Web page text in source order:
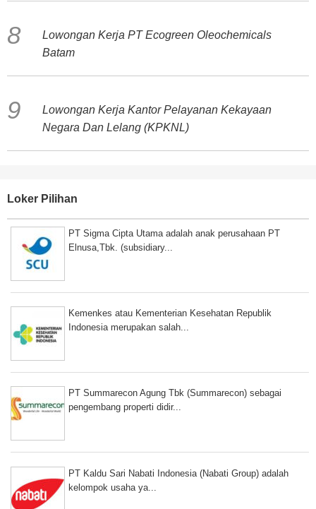
Lowongan Kerja PT Ecogreen Oleochemicals
Batam
Lowongan Kerja Kantor Pelayanan Kekayaan
Negara Dan Lelang (KPKNL)
Loker Pilihan
PT Sigma Cipta Utama adalah anak perusahaan PT
Elnusa,Tbk. (subsidiary...
Kemenkes atau Kementerian Kesehatan Republik
Indonesia merupakan salah...
PT Summarecon Agung Tbk (Summarecon) sebagai
pengembang properti didir...
PT Kaldu Sari Nabati Indonesia (Nabati Group) adalah
kelompok usaha ya...